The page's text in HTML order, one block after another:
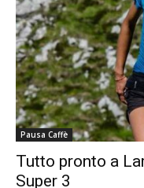
Pausa Caffè
Tutto pronto a
Super 3